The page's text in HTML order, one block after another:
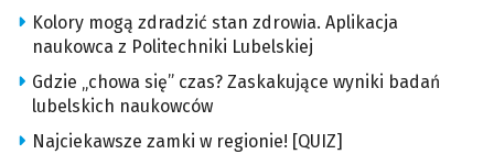
Kolory mogą zdradzić stan zdrowia. Aplikacja
naukowca z Politechniki Lubelskiej
Gdzie „chowa się” czas? Zaskakujące wyniki badań
lubelskich naukowców
Najciekawsze zamki w regionie! [QUIZ]